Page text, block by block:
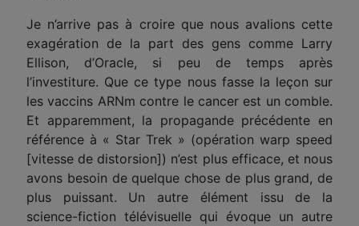
Je n’arrive pas à croire que nous avalions cette
exagération de la part des gens comme Larry
Ellison, d’Oracle, si peu de temps après
l’investiture. Que ce type nous fasse la leçon sur
les vaccins ARNm contre le cancer est un comble.
Et apparemment, la propagande précédente en
référence à « Star Trek » (opération warp speed
[vitesse de distorsion]) n’est plus efficace, et nous
avons besoin de quelque chose de plus grand, de
plus puissant. Un autre élément issu de la
science-fiction télévisuelle qui évoque un autre